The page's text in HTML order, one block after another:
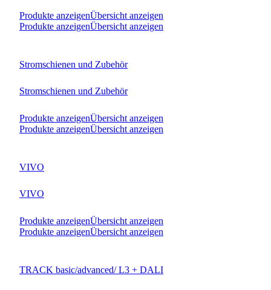
Produkte anzeigenÜbersicht anzeigen
Produkte anzeigenÜbersicht anzeigen
Stromschienen und Zubehör
Stromschienen und Zubehör
Produkte anzeigenÜbersicht anzeigen
Produkte anzeigenÜbersicht anzeigen
VIVO
VIVO
Produkte anzeigenÜbersicht anzeigen
Produkte anzeigenÜbersicht anzeigen
TRACK basic/advanced/ L3 + DALI